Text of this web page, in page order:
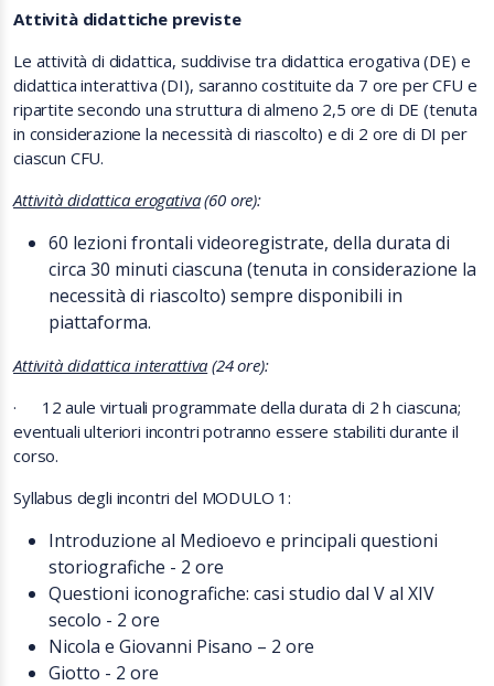
Attività didattiche previste
Le attività di didattica, suddivise tra didattica erogativa (DE) e
didattica interattiva (DI), saranno costituite da 7 ore per CFU e
ripartite secondo una struttura di almeno 2,5 ore di DE (tenuta
in considerazione la necessità di riascolto) e di 2 ore di DI per
ciascun CFU.
Attività didattica erogativa(60 ore):
60 lezioni frontali videoregistrate, della durata di
circa 30 minuti ciascuna (tenuta in considerazione la
necessità di riascolto) sempre disponibili in
piattaforma.
Attività didattica interattiva (24 ore):
·
12 aule virtuali programmate della durata di 2 h ciascuna;
eventuali ulteriori incontri potranno essere stabiliti durante il
corso.
Syllabus degli incontri del MODULO 1:
Introduzione al Medioevo e principali questioni
storiografiche - 2 ore
Questioni iconografiche: casi studio dal V al XIV
secolo - 2 ore
Nicola e Giovanni Pisano – 2 ore
Giotto - 2 ore